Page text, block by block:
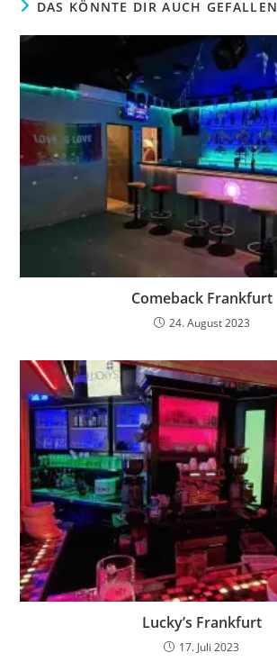
DAS KÖNNTE DIR AUCH GEFALLEN
Comeback Frankfurt
24. August 2023
Lucky’s Frankfurt
17. Juli 2023